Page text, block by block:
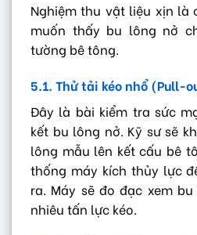
Nghiệm thu vật liệu xịn là
muốn thấy bu lông nở
tường bê tông.
5.1. Thử tải kéo nhổ (Pull-
Đây là bài kiểm tra sức
kết bu lông nở. Kỹ sư sẽ
lông mẫu lên kết cấu bê
thống máy kích thủy lực
ra. Máy sẽ đo đạc xem
nhiêu tấn lực kéo.